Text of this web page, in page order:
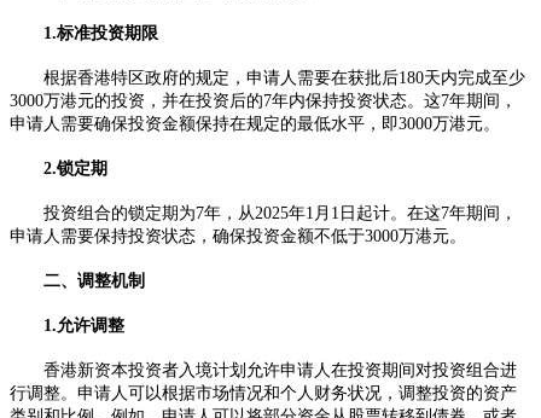
1.标准投资期限
根据香港特区政府的规定，申请人需要在获批后180天内完成至少
3000万港元的投资，并在投资后的7年内保持投资状态。这7年期间，
申请人需要确保投资金额保持在规定的最低水平，即3000万港元。
2.锁定期
投资组合的锁定期为7年，从2025年1月1日起计。在这7年期间，
申请人需要保持投资状态，确保投资金额不低于3000万港元。
二、调整机制
1.允许调整
香港新资本投资者入境计划允许申请人在投资期间对投资组合进
行调整。申请人可以根据市场情况和个人财务状况，调整投资的资产